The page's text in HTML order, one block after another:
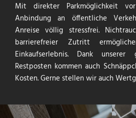
Mit direkter Parkmöglichkeit
Anbindung an öffentliche
Anreise völlig stressfrei.
barrierefreier Zutritt
Einkaufserlebnis. Dank
Restposten kommen auch
Kosten. Gerne stellen wir auch